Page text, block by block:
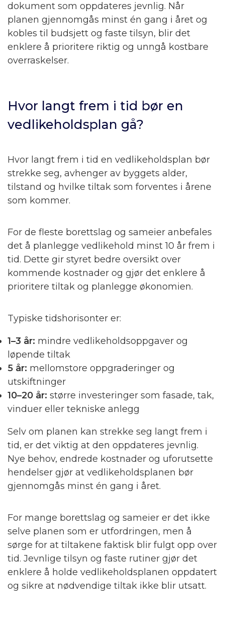
dokument som oppdateres jevnlig. Når
planen gjennomgås minst én gang i året og
kobles til budsjett og faste tilsyn, blir det
enklere å prioritere riktig og unngå kostbare
overraskelser.
Hvor langt frem i tid bør en
vedlikeholdsplan gå?
Hvor langt frem i tid en vedlikeholdsplan bør
strekke seg, avhenger av byggets alder,
tilstand og hvilke tiltak som forventes i årene
som kommer.
For de fleste borettslag og sameier anbefales
det å planlegge vedlikehold minst 10 år frem i
tid. Dette gir styret bedre oversikt over
kommende kostnader og gjør det enklere å
prioritere tiltak og planlegge økonomien.
Typiske tidshorisonter er:
1–3 år: mindre vedlikeholdsoppgaver og
løpende tiltak
5 år: mellomstore oppgraderinger og
utskiftninger
10–20 år: større investeringer som fasade, tak,
vinduer eller tekniske anlegg
Selv om planen kan strekke seg langt frem i
tid, er det viktig at den oppdateres jevnlig.
Nye behov, endrede kostnader og uforutsette
hendelser gjør at vedlikeholdsplanen bør
gjennomgås minst én gang i året.
For mange borettslag og sameier er det ikke
selve planen som er utfordringen, men å
sørge for at tiltakene faktisk blir fulgt opp over
tid. Jevnlige tilsyn og faste rutiner gjør det
enklere å holde vedlikeholdsplanen oppdatert
og sikre at nødvendige tiltak ikke blir utsatt.